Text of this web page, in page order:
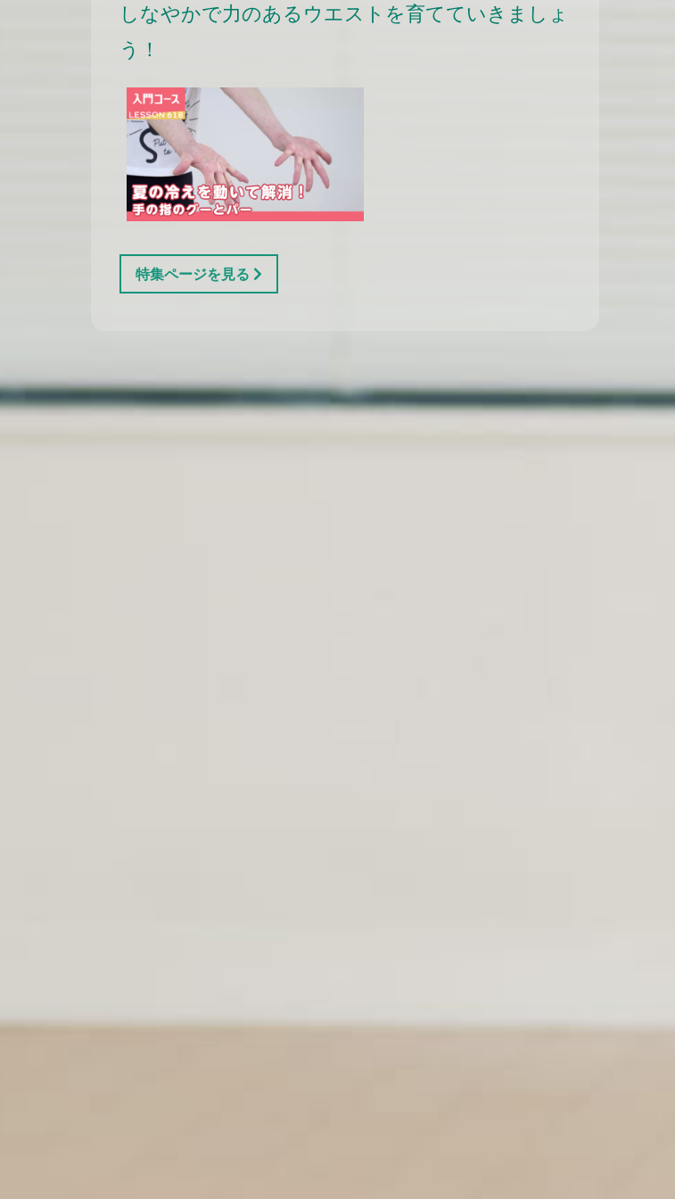
しなやかで力のあるウエストを育てていきましょ
う！
特集ページを見る